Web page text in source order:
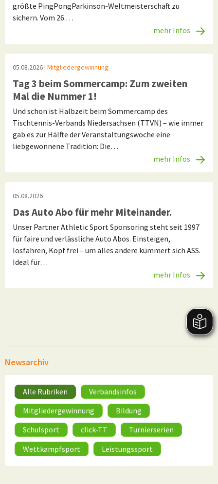
größte PingPongParkinson-Weltmeisterschaft zu
sichern. Vom 26.…
mehr Infos
05.08.2026| Mitgliedergewinnung
Tag 3 beim Sommercamp: Zum zweiten
Mal die Nummer 1!
Und schon ist Halbzeit beim Sommercamp des
Tischtennis-Verbands Niedersachsen (TTVN) – wie immer
gab es zur Hälfte der Veranstaltungswoche eine
liebgewonnene Tradition: Die…
mehr Infos
05.08.2026
Das Auto Abo für mehr Miteinander.
Unser Partner Athletic Sport Sponsoring steht seit 1997
für faire und verlässliche Auto Abos. Einsteigen,
losfahren, Kopf frei – um alles andere kümmert sich ASS.
Ideal für…
mehr Infos
Newsarchiv
Alle Rubriken
Verbandsinfos
Mitgliedergewinnung
Bildung
Schulsport
click-TT
Turnierserien
Wettkampfsport
Leistungssport